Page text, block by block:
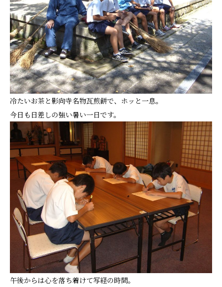
冷たいお茶と影向寺名物瓦煎餅で、ホッと一息。
今日も日差しの強い暑い一日です。
午後からは心を落ち着けて写経の時間。